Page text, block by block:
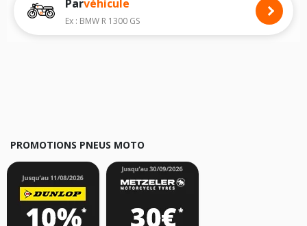
Nous recommandons de toujours monter des pneus moto avec les
dimensions homologuées par le constructeur.
Pour cela, veuillez sélectionner le modèle de votre motoVESPA LX 125
Parvéhicule
Ex : BMW R 1300 GS
PROMOTIONS PNEUS MOTO